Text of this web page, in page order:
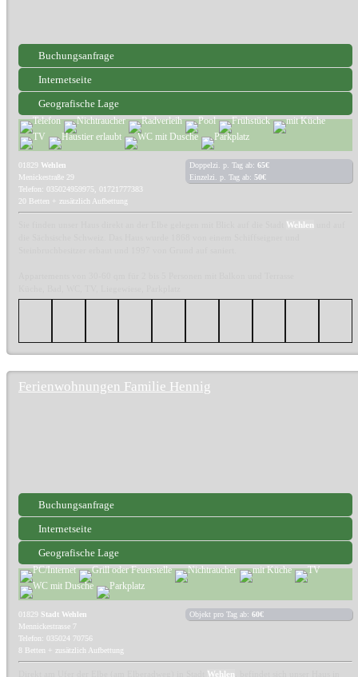
Buchungsanfrage
Internetseite
Geografische Lage
01829 Wehlen
Menickestraße 29
Telefon: 035024959975, 01721777383
20 Betten + zusätzlich Aufbettung
Doppelzi. p. Tag ab: 65€
Einzelzi. p. Tag ab: 50€
Wehlen
Ferienwohnungen Familie Hennig
Buchungsanfrage
Internetseite
Geografische Lage
01829 Stadt Wehlen
Mennickestrasse 7
Telefon: 035024 70756
8 Betten + zusätzlich Aufbettung
Objekt pro Tag ab: 60€
Wehlen